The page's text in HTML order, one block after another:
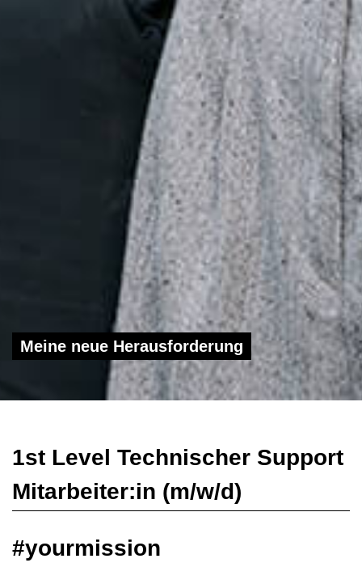
Meine neue Herausforderung
1st Level Technischer Support
Mitarbeiter:in (m/w/d)
#yourmission